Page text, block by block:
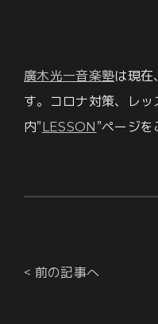
廣木光一音楽塾は現在
す。コロナ対策、レ
内” LESSON ”ページ
< 前の記事へ